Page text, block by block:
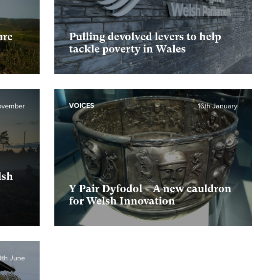
Pulling devolved levers to help
tackle poverty in Wales
Y Pair Dyfodol – A new cauldron
for Welsh Innovation
16th January
VOICES
June